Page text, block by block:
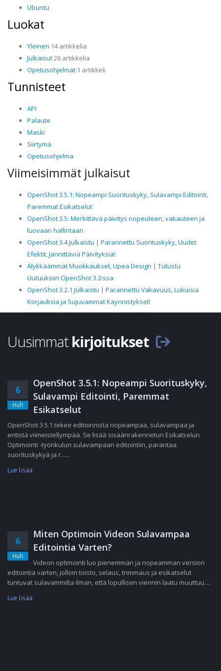
Ubuntu
Luokat
Yleinen 14 artikkelia
Julkaisut26 artikkelia
Opetusohjelmat 1 artikkeli
Tunnisteet
API
Palaute
Maski
Siirtymä
Opetusohjelma
Viimeisimmät julkaisut
OpenShot 3.5.1: Nopeampi Suorituskyky, Sulavampi Editointi,
Paremmat Esikatselut
OpenShot 3.5: Merkittävä päivitys nopeuteen, vakauteen ja
luovaan hallintaan
OpenShot 3.4 Julkaistu | Parannettu Suorituskyky, Uudet
Efektit, Jännittäviä Päivityksiä!
Älykkäämmät Muokkaukset, Upea Design | Tutustu
Uutuuksiin OpenShot 3.3:ssa
OpenShot 3.2.1 Julkaistu | Parannettu Vakavuus, Lukuisia
Korjauksia ja Sujuvammat Käynnistykset!
Uusimmat kirjoitukset
6
Huh
OpenShot 3.5.1: Nopeampi Suorituskyky,
Sulavampi Editointi, Paremmat
Esikatselut
OpenShot 3.5.1 tekee editoinnista nopeampaa, sulavampaa ja
entistä viimeistellympää. Se lisää sisäänrakennetun Esikatselun
Optimointi -työnkulun sulavampaan editointiin, parantaa
suorituskykyä ja r......
Lue lisää
6
Huh
Miten Optimoin Videon Sulavampaa
Editointia Varten?
Videon optimointi luo pienemmän ja nopeamman version
editointia varten, jolloin toisto, selaus, trimmaus ja esikatselut
tuntuvat sulavammilta ilman, että lopullisen viennin laatu muuttuu....
Lue lisää